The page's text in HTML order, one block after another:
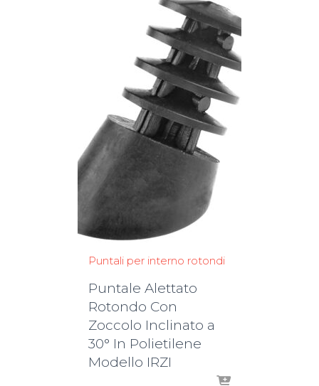
Puntali per interno rotondi
Puntale Alettato
Rotondo Con
Zoccolo Inclinato a
30° In Polietilene
Modello IRZI